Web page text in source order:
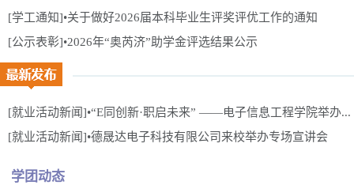
[学工通知]•关于做好2026届本科毕业生评奖评优工作的通知
[公示表彰]•2026年“奥芮济”助学金评选结果公示
[就业活动新闻]•“E同创新·职启未来” ——电子信息工程学院举办...
[就业活动新闻]•德晟达电子科技有限公司来校举办专场宣讲会
学团动态